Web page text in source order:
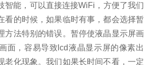
智能，可以直接连接WiFi，方便了我们
看的时候，如果临时有事，都会选择暂
方法特别的错误。暂停使液晶显示屏画
面，容易导致lcd液晶显示屏的像素出
老化现象。我们如果长时间不看，一定